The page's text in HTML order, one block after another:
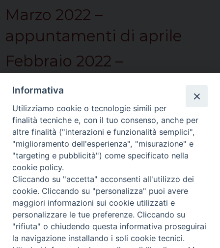
Marzo 2022 –
appuntamenti di aprile
Febbraio 2022 –
appuntamenti di marzo
Gennaio 2022 –
appuntamenti di febbraio
Dicembre 2021 –
appuntamenti di gennaio
2022
DIOCESI DI ASTI - Ufficio Comunicazioni Sociali
Informativa
Utilizziamo cookie o tecnologie simili per
finalità tecniche e, con il tuo consenso, anche per
altre finalità ("interazioni e funzionalità semplici",
"miglioramento dell'esperienza", "misurazione" e
"targeting e pubblicità") come specificato nella
cookie policy.
Cliccando su "accetta" acconsenti all'utilizzo dei
cookie. Cliccando su "personalizza" puoi avere
maggiori informazioni sui cookie utilizzati e
personalizzare le tue preferenze. Cliccando su
"rifiuta" o chiudendo questa informativa proseguirai
la navigazione installando i soli cookie tecnici.